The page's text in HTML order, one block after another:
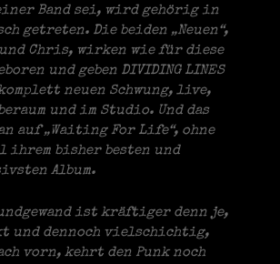
einer Band sei, wird gehörig in
getreten. Die beiden „Neuen“,
Chris, wirken wie für diese
und geben DIVIDING LINES
neuen Schwung, live,
und im Studio. Und das
auf „Waiting For Life“, ohne
ihrem bisher besten und
Album.
ist kräftiger denn je,
und dennoch vielschichtig,
vorn, kehrt den Punk noch